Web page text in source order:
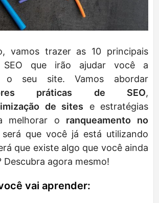
vamos trazer as 10 principais
SEO que irão ajudar você a
o seu site. Vamos abordar
práticas de SEO,
de sites e estratégias
melhorar o ranqueamento no
será que você já está utilizando
que existe algo que você ainda
Descubra agora mesmo!
vai aprender: